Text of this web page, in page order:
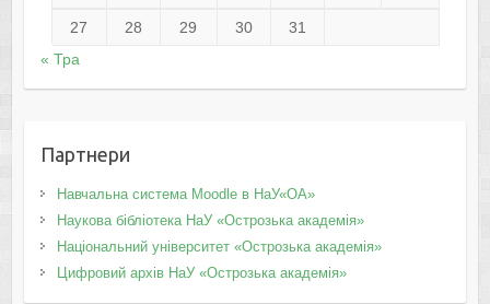
27 28 29 30
31
« Тра
Партнери
Навчальна система Moodle в НаУ«ОА»
Наукова бібліотека НаУ «Острозька академія»
Національний університет «Острозька академія»
Цифровий архів НаУ «Острозька академія»